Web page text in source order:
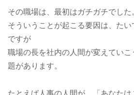
その職場は、最初はガチガチでした
そういうことが起こる要因は、た
ですが
職場の長を社内の人間が変えてい
題があります。
たとえば人事の人間が、「あなた